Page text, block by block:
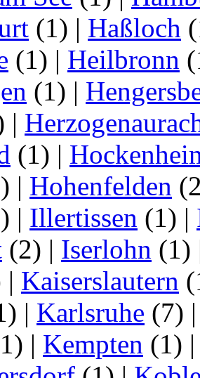
(1) | Haßloch
(1) | Heilbronn
(1) |
|
(1) |
| Hohenfelden
| Illertissen (1) |
(2) | Iserlohn (1)
| Kaiserslautern
| Karlsruhe (7)
| Kempten (1)